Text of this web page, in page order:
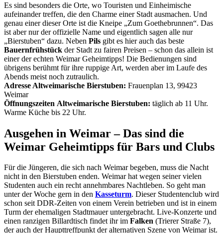
Es sind besonders die Orte, wo Touristen und Einheimische
aufeinander treffen, die den Charme einer Stadt ausmachen. Und
genau einer dieser Orte ist die Kneipe „Zum Goethebrunnen“. Das
ist aber nur der offizielle Name und eigentlich sagen alle nur
„Bierstuben“ dazu. Neben Pils gibt es hier auch das beste
Bauernfrühstück der Stadt zu fairen Preisen – schon das allein ist
einer der echten Weimar Geheimtipps! Die Bedienungen sind
übrigens berühmt für ihre ruppige Art, werden aber im Laufe des
Abends meist noch zutraulich.
Adresse Altweimarische Bierstuben: Frauenplan 13, 99423
Weimar
Öffnungszeiten Altweimarische Bierstuben: täglich ab 11 Uhr.
Warme Küche bis 22 Uhr.
Ausgehen in Weimar – Das sind die
Weimar Geheimtipps für Bars und Clubs
Für die Jüngeren, die sich nach Weimar begeben, muss die Nacht
nicht in den Bierstuben enden. Weimar hat wegen seiner vielen
Studenten auch ein recht annehmbares Nachtleben. So geht man
unter der Woche gern in den Kasseturm. Dieser Studentenclub wird
schon seit DDR-Zeiten von einem Verein betrieben und ist in einem
Turm der ehemaligen Stadtmauer untergebracht. Live-Konzerte und
einen ranzigen Billardtisch findet ihr im Falken (Trierer Straße 7),
der auch der Haupttreffpunkt der alternativen Szene von Weimar ist.